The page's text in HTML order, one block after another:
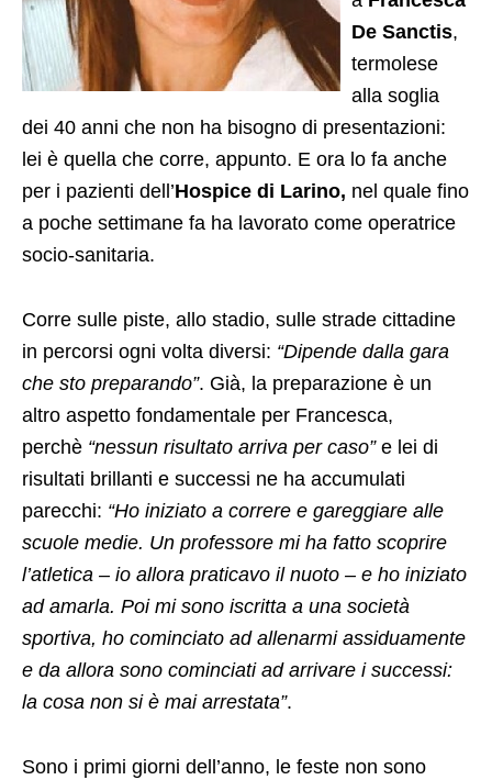
De Sanctis,
termolese
alla soglia
dei 40 anni che non ha bisogno di presentazioni:
lei è quella che corre, appunto. E ora lo fa anche
per i pazienti dell’Hospice di Larino, nel quale fino
a poche settimane fa ha lavorato come operatrice
socio-sanitaria.
Corre sulle piste, allo stadio, sulle strade cittadine
in percorsi ogni volta diversi: “Dipende dalla gara
che sto preparando”. Già, la preparazione è un
altro aspetto fondamentale per Francesca,
perchè “nessun risultato arriva per caso”e lei di
risultati brillanti e successi ne ha accumulati
parecchi: “Ho iniziato a correre e gareggiare alle
scuole medie. Un professore mi ha fatto scoprire
l’atletica – io allora praticavo il nuoto – e ho iniziato
ad amarla. Poi mi sono iscritta a una società
sportiva, ho cominciato ad allenarmi assiduamente
e da allora sono cominciati ad arrivare i successi:
la cosa non si è mai arrestata”.
Sono i primi giorni dell’anno, le feste non sono